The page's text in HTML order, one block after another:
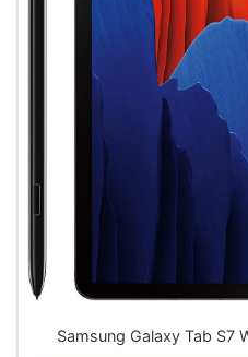
Samsung Galaxy Tab S7